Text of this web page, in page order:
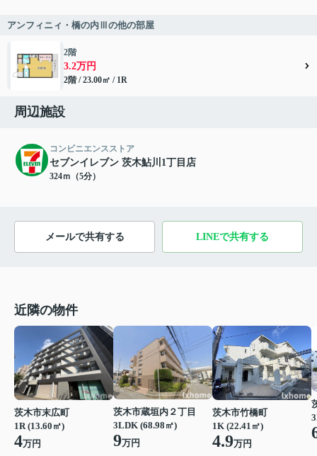
アンフィニィ・橋の内Ⅲの他の部屋
2階
3.2万円
2階 / 23.00㎡ / 1R
周辺施設
コンビニエンスストア
セブンイレブン 茨木鮎川1丁目店
324ｍ（5分）
メールで共有する LINEで共有する
近隣の物件
茨木市末広町
1R (13.60㎡)
4万円
茨木市蔵垣内２丁目
3LDK (68.98㎡)
9万円
茨木市竹橋町
1K (22.41㎡)
4.9万円